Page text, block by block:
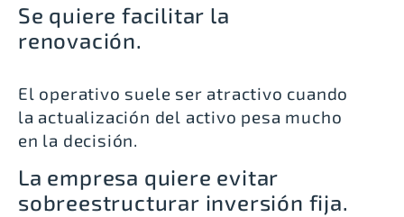
Se quiere facilitar la
renovación.
El operativo suele ser atractivo cuando
la actualización del activo pesa mucho
en la decisión.
La empresa quiere evitar
sobreestructurar inversión fija.